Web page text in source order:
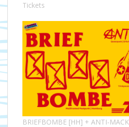
Tickets
BRIEFBOMBE [HH] + ANTI-